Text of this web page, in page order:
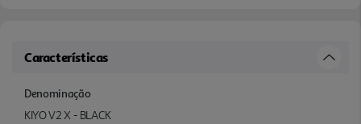
Características
Denominação
KIYO V2 X - BLACK